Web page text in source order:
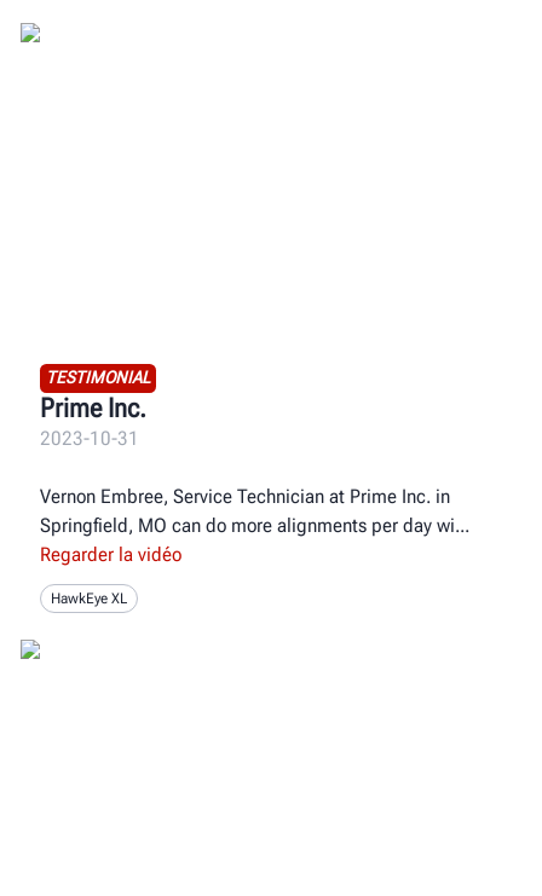
TESTIMONIAL
Prime Inc.
2023-10-31
Vernon Embree, Service Technician at Prime Inc. in
Springfield, MO can do more alignments per day wi
Regarder la vidéo
HawkEye XL